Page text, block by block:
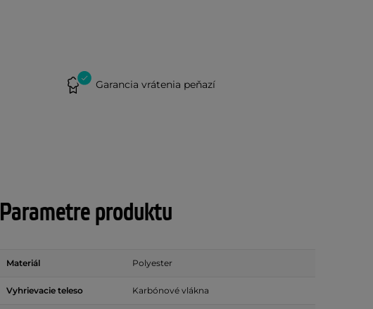
Garancia vrátenia peňazí
Parametre produktu
Materiál Polyester
Vyhrievacie teleso Karbónové vlákna